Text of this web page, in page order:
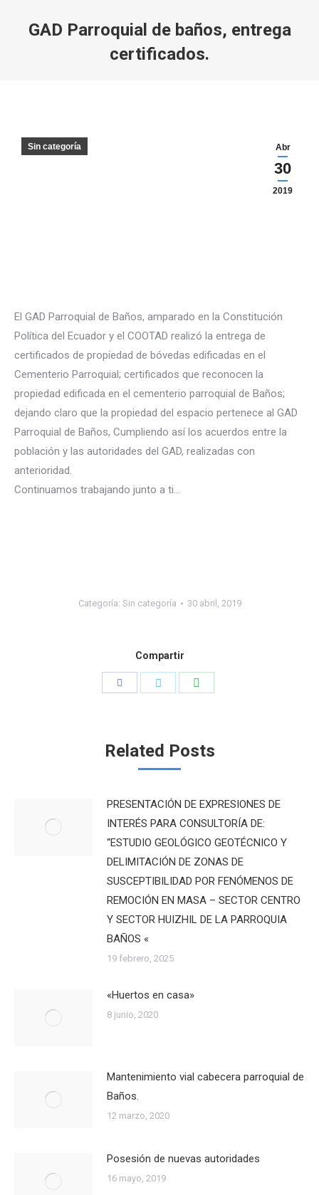
GAD Parroquial de baños, entrega
certificados.
Abr
30
2019
Sin categoría
El GAD Parroquial de Baños, amparado en la Constitución
Política del Ecuador y el COOTAD realizó la entrega de
certificados de propiedad de bóvedas edificadas en el
Cementerio Parroquial; certificados que reconocen la
propiedad edificada en el cementerio parroquial de Baños;
dejando claro que la propiedad del espacio pertenece al GAD
Parroquial de Baños, Cumpliendo así los acuerdos entre la
población y las autoridades del GAD, realizadas con
anterioridad.
Continuamos trabajando junto a ti…
Categoría: Sin categoría 30 abril, 2019
Compartir
CompartirCompartir
Related Posts
PRESENTACIÓN DE EXPRESIONES DE
INTERÉS PARA CONSULTORÍA DE:
“ESTUDIO GEOLÓGICO GEOTÉCNICO Y
DELIMITACIÓN DE ZONAS DE
SUSCEPTIBILIDAD POR FENÓMENOS DE
REMOCIÓN EN MASA – SECTOR CENTRO
Y SECTOR HUIZHIL DE LA PARROQUIA
BAÑOS «
19 febrero, 2025
«Huertos en casa»
8 junio, 2020
Mantenimiento vial cabecera parroquial de
Baños.
12 marzo, 2020
Posesión de nuevas autoridades
16 mayo, 2019